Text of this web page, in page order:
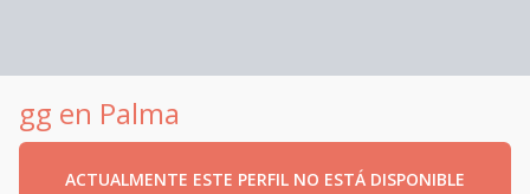
gg en Palma
ACTUALMENTE ESTE PERFIL NO ESTÁ DISPONIBLE